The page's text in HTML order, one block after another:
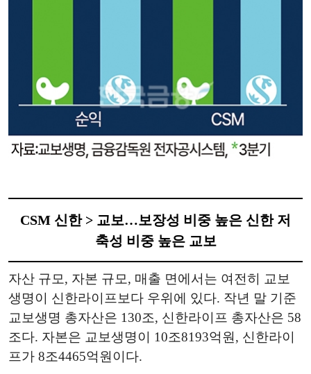
CSM 신한 > 교보…보장성 비중 높은 신한 저
축성 비중 높은 교보
자산 규모, 자본 규모, 매출 면에서는 여전히 교보
생명이 신한라이프보다 우위에 있다. 작년 말 기준
교보생명 총자산은 130조, 신한라이프 총자산은 58
조다. 자본은 교보생명이 10조8193억원, 신한라이
프가 8조4465억원이다.